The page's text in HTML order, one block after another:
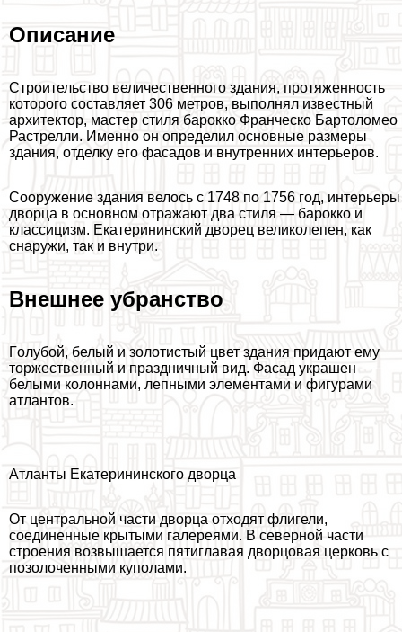
Описание
Строительство величественного здания, протяженность
которого составляет 306 метров, выполнял известный
архитектор, мастер стиля барокко Франческо Бартоломео
Растрелли. Именно он определил основные размеры
здания, отделку его фасадов и внутренних интерьеров.
Сооружение здания велось с 1748 по 1756 год, интерьеры
дворца в основном отражают два стиля — барокко и
классицизм. Екатерининский дворец великолепен, как
снаружи, так и внутри.
Внешнее убранство
Гoлyбой, белый и золотистый цвет здания придают ему
торжественный и праздничный вид. Фасад украшен
белыми колоннами, лепными элементами и фигурами
атлантов.
Атланты Екатерининского дворца
От центральной части дворца отходят флигели,
соединенные крытыми галереями. В северной части
строения возвышается пятиглавая дворцовая церковь с
позолоченными куполами.